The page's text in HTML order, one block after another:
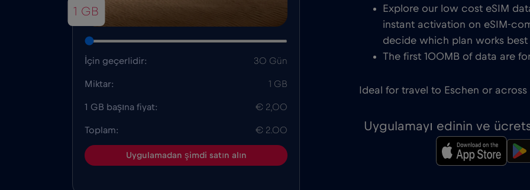
1 GB
İçin geçerlidir: 30 Gün
Miktar: 1 GB
1 GB başına fiyat: € 2,00
Toplam: € 2.00
Uygulamadan şimdi satın alın
Explore our low cost eSIM
instant activation on eSIM-
decide which plan works best
The first 100MB of data are
Ideal for travel to Eschen or across
Uygulamayı edinin ve